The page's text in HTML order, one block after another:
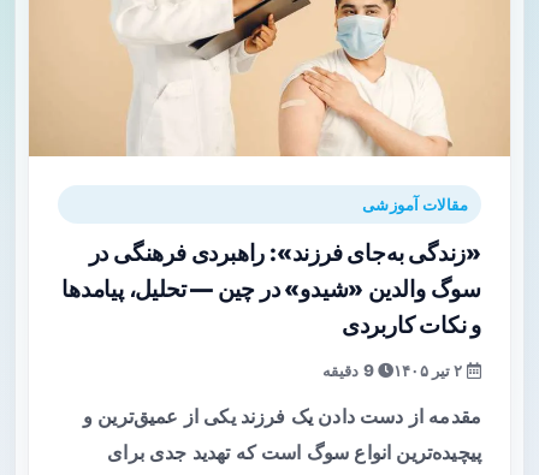
مقالات آموزشی
«زندگی به‌جای فرزند»: راهبردی فرهنگی در
سوگ والدین «شیدو» در چین — تحلیل، پیامدها
و نکات کاربردی
9 دقیقه
مقدمه از دست دادن یک فرزند یکی از عمیق‌ترین و
پیچیده‌ترین انواع سوگ است که تهدید جدی برای